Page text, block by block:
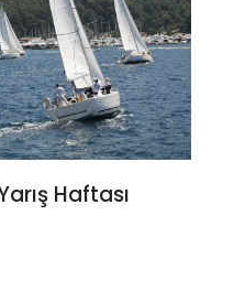
Haftası